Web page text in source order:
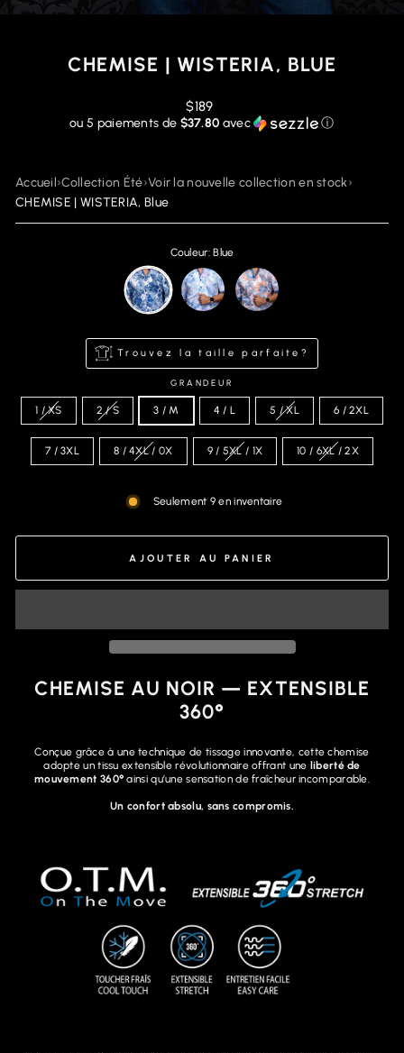
CHEMISE | WISTERIA, BLUE
Prix
régulier
$189
ou 5 paiements de $37.80 avec ⓘ
Accueil›Collection Été›Voir la nouvelle collection en stock›
CHEMISE | WISTERIA, Blue
Couleur: Blue
Trouvez la taille parfaite?
GRANDEUR
1 / XS 2 / S 3 / M 4 / L 5 / XL 6 / 2XL
7 / 3XL 8 / 4XL / 0X 9 / 5XL / 1X 10 / 6XL / 2X
Seulement 9 en inventaire
AJOUTER AU PANIER
CHEMISE AU NOIR — EXTENSIBLE
360°
Conçue grâce à une technique de tissage innovante, cette chemise
adopte un tissu extensible révolutionnaire offrant une liberté de
mouvement 360° ainsi qu’une sensation de fraîcheur incomparable.
Un confort absolu, sans compromis.